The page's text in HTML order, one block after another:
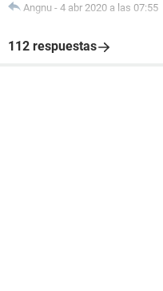
Angnu - 4 abr 2020 a las 07:55
112 respuestas